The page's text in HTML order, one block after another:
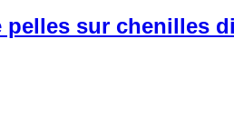
pelles sur chenilles